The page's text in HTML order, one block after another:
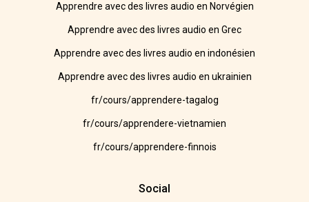
Apprendre avec des livres audio en Norvégien
Apprendre avec des livres audio en Grec
Apprendre avec des livres audio en indonésien
Apprendre avec des livres audio en ukrainien
fr/cours/apprendere-tagalog
fr/cours/apprendere-vietnamien
fr/cours/apprendere-finnois
Social